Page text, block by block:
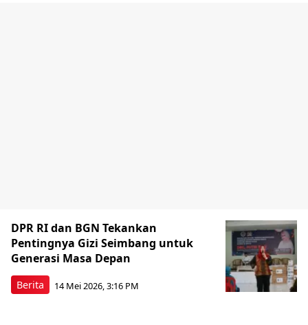
Berita
DPR RI dan BGN Tekankan
Pentingnya Gizi Seimbang untuk
Generasi Masa Depan
14 Mei 2026, 3:16 PM